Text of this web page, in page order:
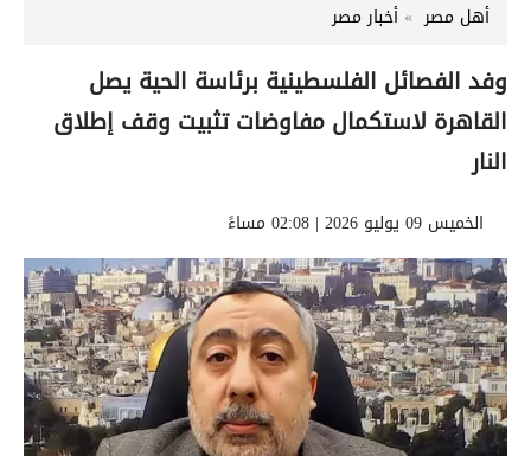
أهل مصر أخبار مصر
وفد الفصائل الفلسطينية برئاسة الحية يصل
القاهرة لاستكمال مفاوضات تثبيت وقف إطلاق
النار
الخميس 09 يوليو 2026 | 02:08 مساءً